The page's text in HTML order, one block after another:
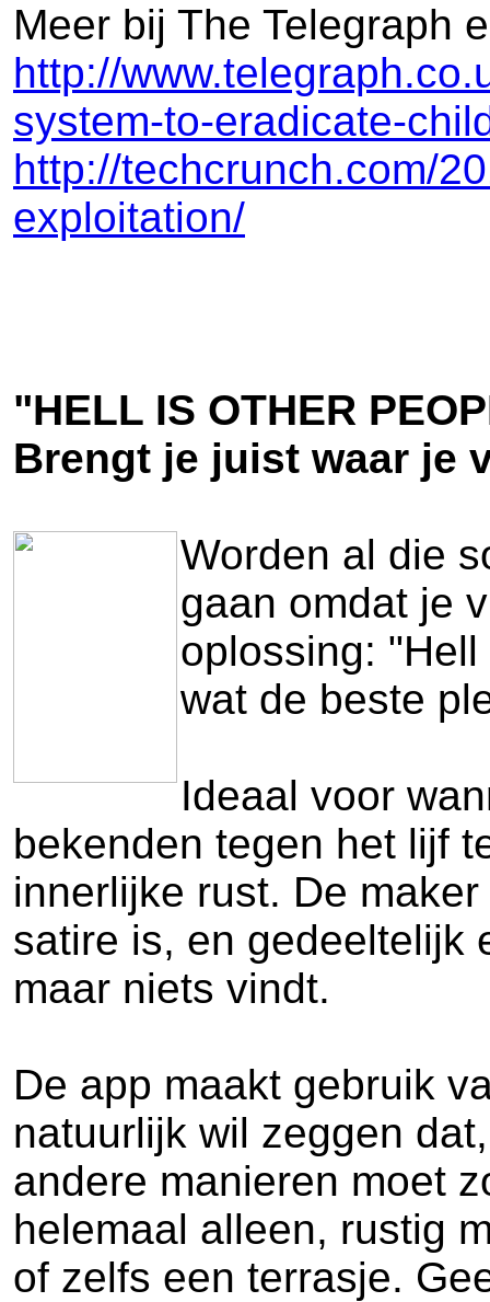
Meer bij The Telegraph
http://
system-to-eradicate-
http://techcrunch.com/
exploitation/
"HELL IS OTHER
Brengt je juist waar je
Worden al die
gaan omdat je
oplossing:
wat de beste
Ideaal voor
bekenden tegen het lijf
innerlijke rust. De
satire is, en gedeeltelijk
maar niets vindt.
De app maakt gebruik
natuurlijk wil zeggen
andere manieren moet
helemaal alleen, rustig
of zelfs een terrasje.